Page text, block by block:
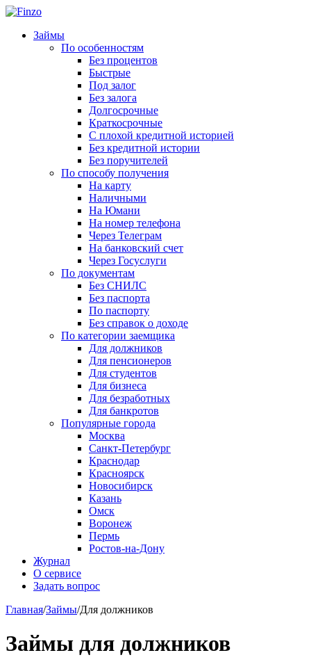
Займы
По особенностям
Без процентов
Быстрые
Под залог
Без залога
Долгосрочные
Краткосрочные
С плохой кредитной историей
Без кредитной истории
Без поручителей
По способу получения
На карту
Наличными
На Юмани
На номер телефона
Через Телеграм
На банковский счет
Через Госуслуги
По документам
Без СНИЛС
Без паспорта
По паспорту
Без справок о доходе
По категории заемщика
Для должников
Для пенсионеров
Для студентов
Для бизнеса
Для безработных
Для банкротов
Популярные города
Москва
Санкт-Петербург
Краснодар
Красноярск
Новосибирск
Казань
Омск
Воронеж
Пермь
Ростов-на-Дону
Журнал
О сервисе
Задать вопрос
Главная/Займы/Для должников
Займы для должников